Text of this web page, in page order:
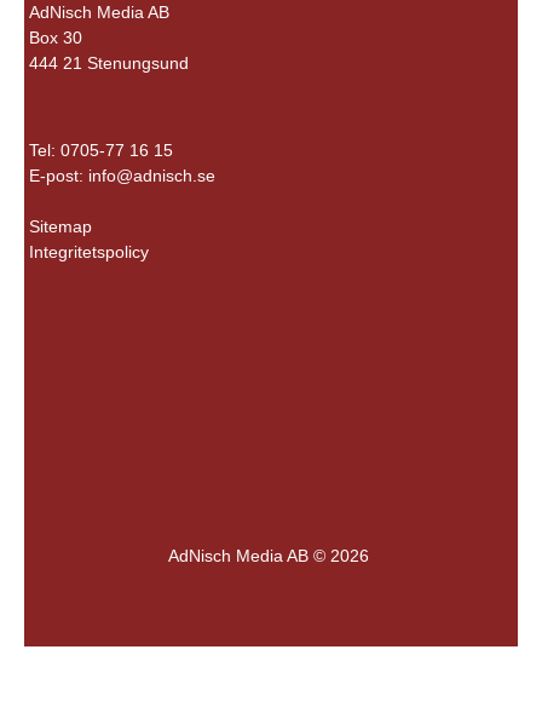
AdNisch Media AB
Box 30
444 21 Stenungsund
Tel: 0705-77 16 15
E-post: info@adnisch.se
Sitemap
Integritetspolicy
AdNisch Media AB © 2026